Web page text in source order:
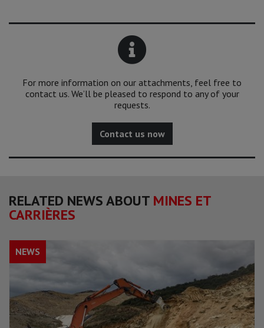
For more information on our attachments, feel free to
contact us. We’ll be pleased to respond to any of your
requests.
Contact us now
RELATED NEWS ABOUT MINES ET
CARRIÈRES
NEWS